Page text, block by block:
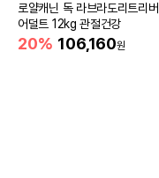
로얄캐닌 독 라브라도리트리버
어덜트 12kg 관절건강
20% 106,160원